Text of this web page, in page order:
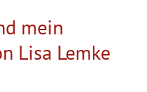
mein
Lisa Lemke